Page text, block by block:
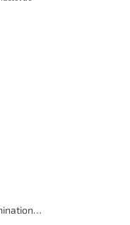
Auto Finesse Iron Out Contamination Remover 1000 ml odstraňovač polétavé rzi